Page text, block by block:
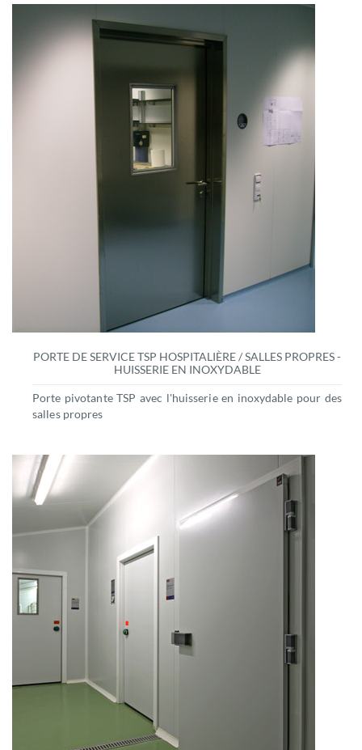
PORTE DE SERVICE TSP HOSPITALIÈRE / SALLES PROPRES -
HUISSERIE EN INOXYDABLE
Porte pivotante TSP avec l'huisserie en inoxydable pour des
salles propres